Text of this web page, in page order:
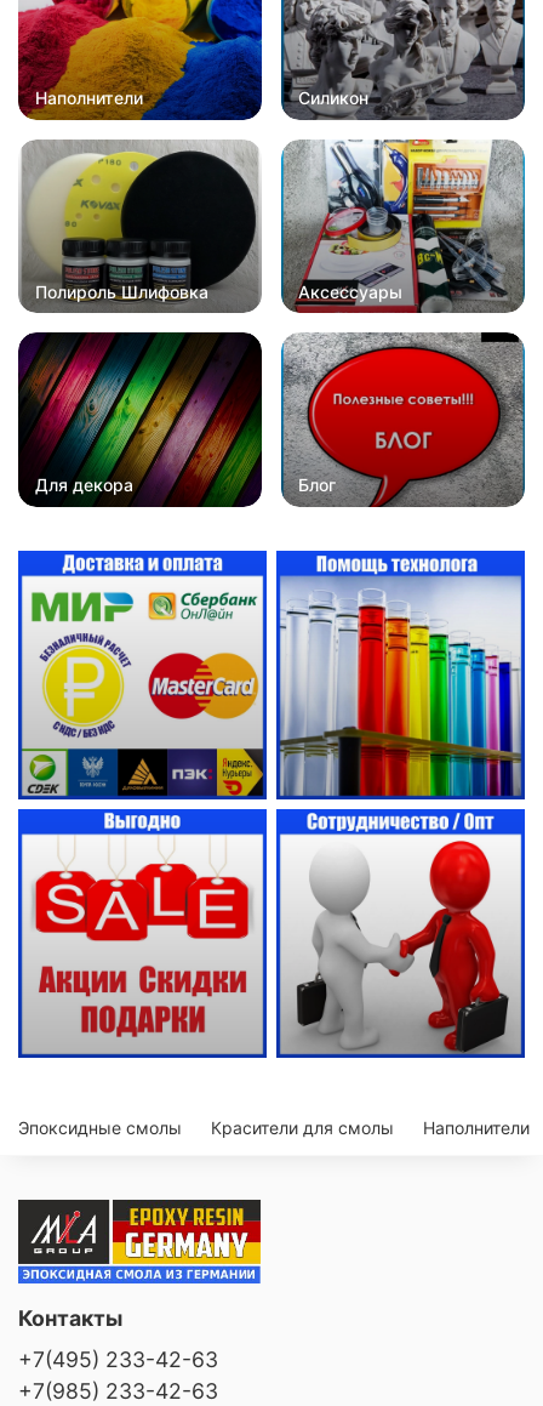
Наполнители Силикон
Полироль Шлифовка Аксессуары
Для декора Блог
Эпоксидные смолы Красители для смолы Наполнители
Контакты
+7(495) 233-42-63
+7(985) 233-42-63